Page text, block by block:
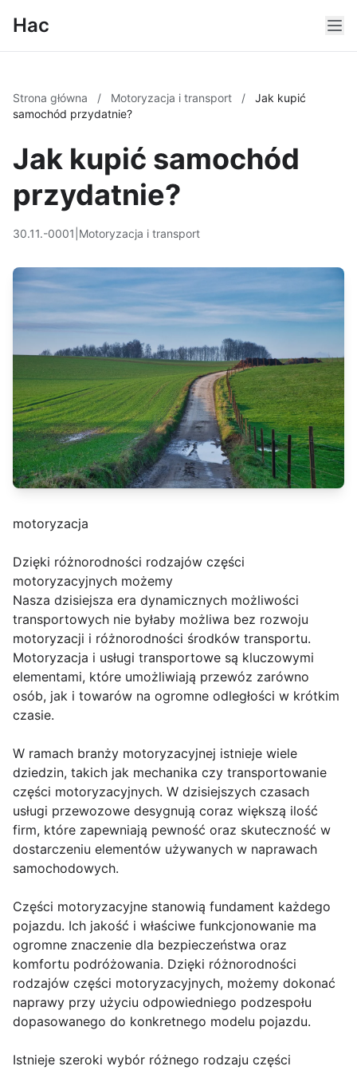
Hac
Strona główna / Motoryzacja i transport /
Jak kupić
samochód przydatnie?
Jak kupić samochód
przydatnie?
30.11.-0001 Motoryzacja i transport
motoryzacja
Dzięki różnorodności rodzajów części
motoryzacyjnych możemy
Nasza dzisiejsza era dynamicznych możliwości
transportowych nie byłaby możliwa bez rozwoju
motoryzacji i różnorodności środków transportu.
Motoryzacja i usługi transportowe są kluczowymi
elementami, które umożliwiają przewóz zarówno
osób, jak i towarów na ogromne odległości w krótkim
czasie.
W ramach branży motoryzacyjnej istnieje wiele
dziedzin, takich jak mechanika czy transportowanie
części motoryzacyjnych. W dzisiejszych czasach
usługi przewozowe desygnują coraz większą ilość
firm, które zapewniają pewność oraz skuteczność w
dostarczeniu elementów używanych w naprawach
samochodowych.
Części motoryzacyjne stanowią fundament każdego
pojazdu. Ich jakość i właściwe funkcjonowanie ma
ogromne znaczenie dla bezpieczeństwa oraz
komfortu podróżowania. Dzięki różnorodności
rodzajów części motoryzacyjnych, możemy dokonać
naprawy przy użyciu odpowiedniego podzespołu
dopasowanego do konkretnego modelu pojazdu.
Istnieje szeroki wybór różnego rodzaju części